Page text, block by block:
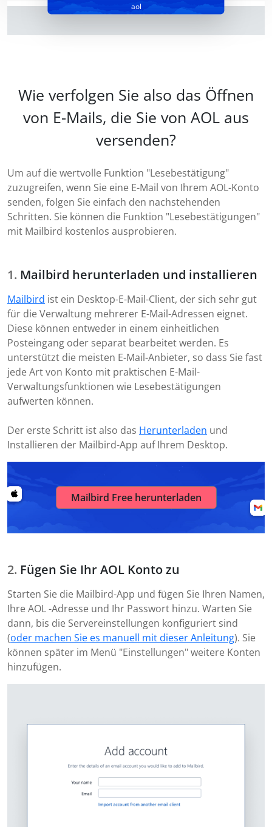
aol
Wie verfolgen Sie also das Öffnen
von E-Mails, die Sie von AOL aus
versenden?
Um auf die wertvolle Funktion "Lesebestätigung"
zuzugreifen, wenn Sie eine E-Mail von Ihrem AOL-Konto
senden, folgen Sie einfach den nachstehenden
Schritten. Sie können die Funktion "Lesebestätigungen"
mit Mailbird kostenlos ausprobieren.
Mailbird herunterladen und installieren
Mailbird ist ein Desktop-E-Mail-Client, der sich sehr gut
für die Verwaltung mehrerer E-Mail-Adressen eignet.
Diese können entweder in einem einheitlichen
Posteingang oder separat bearbeitet werden. Es
unterstützt die meisten E-Mail-Anbieter, so dass Sie fast
jede Art von Konto mit praktischen E-Mail-
Verwaltungsfunktionen wie Lesebestätigungen
aufwerten können.
Der erste Schritt ist also das Herunterladen und
Installieren der Mailbird-App auf Ihrem Desktop.
Mailbird Free herunterladen
Fügen Sie Ihr AOL Konto zu
Starten Sie die Mailbird-App und fügen Sie Ihren Namen,
Ihre AOL -Adresse und Ihr Passwort hinzu. Warten Sie
dann, bis die Servereinstellungen konfiguriert sind
(oder machen Sie es manuell mit dieser Anleitung). Sie
können später im Menü "Einstellungen" weitere Konten
hinzufügen.